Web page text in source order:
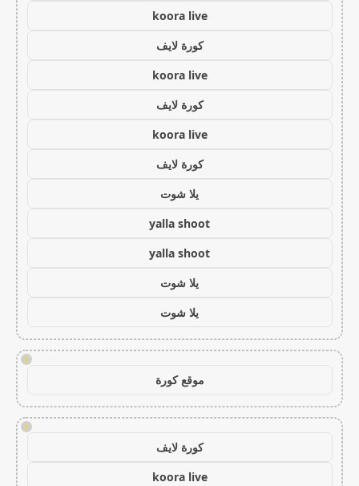
koora live
كورة لايف
koora live
كورة لايف
koora live
كورة لايف
يلا شوت
yalla shoot
yalla shoot
يلا شوت
يلا شوت
!
موقع كورة
!
كورة لايف
koora live